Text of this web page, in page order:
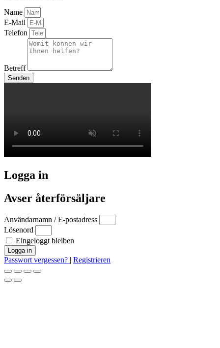
Name
E-Mail
Telefon
Betreff
Senden
Logga in
Avser återförsäljare
Användarnamn / E-postadress
Lösenord
Eingeloggt bleiben
Logga in
Passwort vergessen? | Registrieren